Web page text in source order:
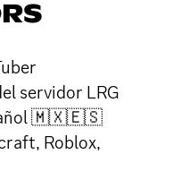
servidor LRG
🇲🇽🇪🇸
Roblox,